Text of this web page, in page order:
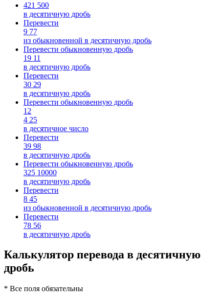
421 500
в десятичную дробь
Перевести
9 77
из обыкновенной в десятичную дробь
Перевести обыкновенную дробь
19 11
в десятичную дробь
Перевести
30 29
в десятичную дробь
Перевести обыкновенную дробь
12
4 25
в десятичное число
Перевести
39 98
в десятичную дробь
Перевести обыкновенную дробь
325 10000
в десятичную дробь
Перевести
8 45
из обыкновенной в десятичную дробь
Перевести
78 56
в десятичную дробь
Калькулятор перевода в десятичную
дробь
* Все поля обязательны